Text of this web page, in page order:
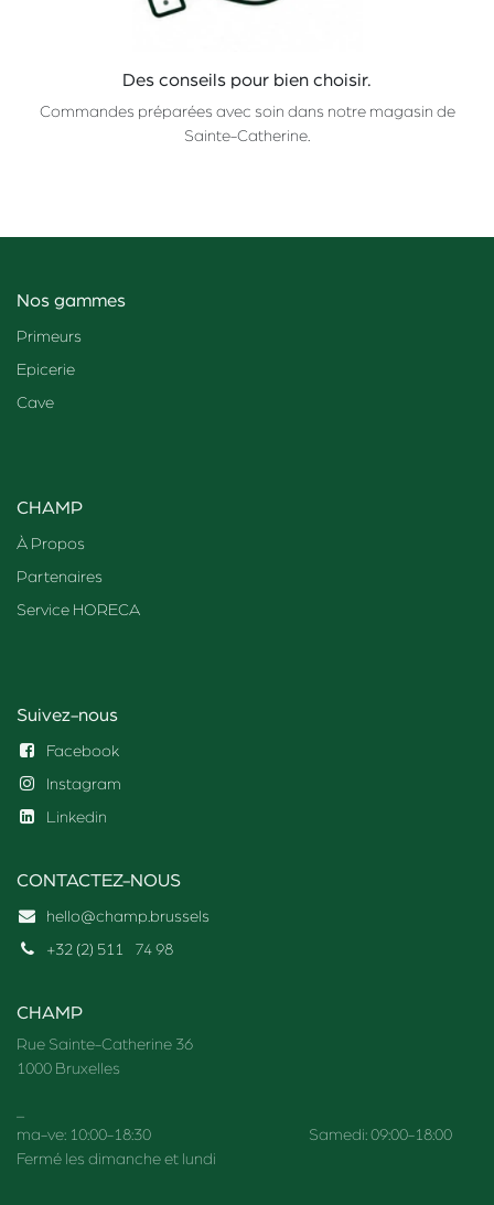
Des conseils pour bien choisir.
Commandes préparées avec soin dans notre magasin de
Sainte-Catherine.
Nos gammes
Primeurs
Epicerie
Cave
CHAMP
À Propos
Partenaires
Service HORECA
Suivez-nous
Facebook
Instagram
Linkedin
CONTACTEZ-NOUS
hello@champ.brussels
+32 (2) 511 74 98
CHAMP
Rue Sainte-Catherine 36
1000 Bruxelles
ma-ve: 10:00-18:30 Samedi: 09:00-18:00
Fermé les dimanche et lundi